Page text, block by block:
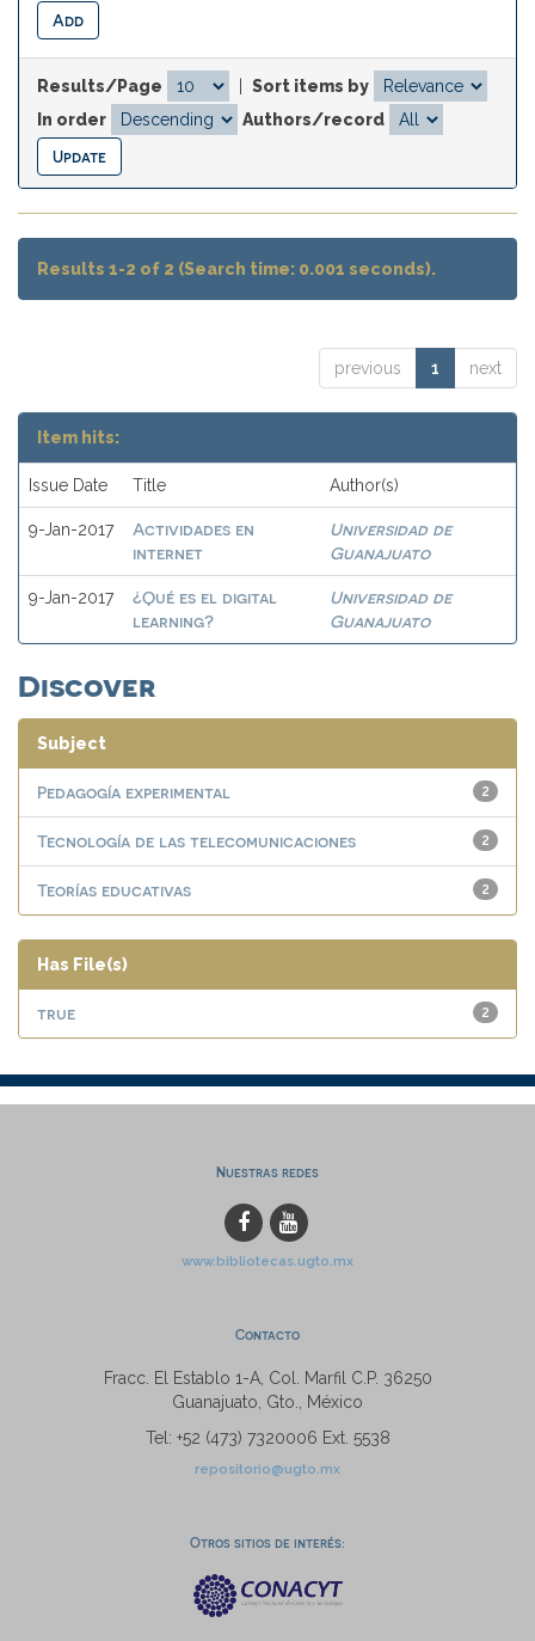
Results/Page
Sort items by
In order
Authors/record
Results 1-2 of 2 (Search time: 0.001 seconds).
previous 1 next
Item hits:
Issue Date Title Author(s)
9-Jan-2017
Actividades en
internet
Universidad de
Guanajuato
9-Jan-2017
¿Qué es el digital
learning?
Universidad de
Guanajuato
Discover
Subject
2
Pedagogía experimental
2
Tecnología de las telecomunicaciones
2
Teorías educativas
Has File(s)
2
true
Nuestras redes
www.bibliotecas.ugto.mx
Contacto
Fracc. El Establo 1-A, Col. Marfil C.P. 36250
Guanajuato, Gto., México
Tel: +52 (473) 7320006 Ext. 5538
repositorio@ugto.mx
Otros sitios de interés: